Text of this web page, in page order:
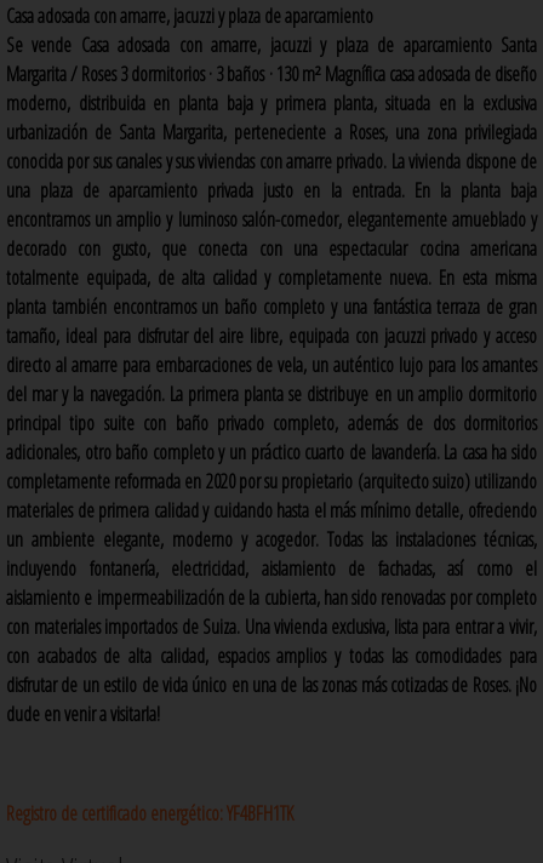
Casa adosada con amarre, jacuzzi y plaza de aparcamiento
Se vende Casa adosada con amarre, jacuzzi y plaza de aparcamiento Santa
Margarita / Roses 3 dormitorios · 3 baños · 130 m² Magnífica casa adosada de diseño
moderno, distribuida en planta baja y primera planta, situada en la exclusiva
urbanización de Santa Margarita, perteneciente a Roses, una zona privilegiada
conocida por sus canales y sus viviendas con amarre privado. La vivienda dispone de
una plaza de aparcamiento privada justo en la entrada. En la planta baja
encontramos un amplio y luminoso salón-comedor, elegantemente amueblado y
decorado con gusto, que conecta con una espectacular cocina americana
totalmente equipada, de alta calidad y completamente nueva. En esta misma
planta también encontramos un baño completo y una fantástica terraza de gran
tamaño, ideal para disfrutar del aire libre, equipada con jacuzzi privado y acceso
directo al amarre para embarcaciones de vela, un auténtico lujo para los amantes
del mar y la navegación. La primera planta se distribuye en un amplio dormitorio
principal tipo suite con baño privado completo, además de dos dormitorios
adicionales, otro baño completo y un práctico cuarto de lavandería. La casa ha sido
completamente reformada en 2020 por su propietario (arquitecto suizo) utilizando
materiales de primera calidad y cuidando hasta el más mínimo detalle, ofreciendo
un ambiente elegante, moderno y acogedor. Todas las instalaciones técnicas,
incluyendo fontanería, electricidad, aislamiento de fachadas, así como el
aislamiento e impermeabilización de la cubierta, han sido renovadas por completo
con materiales importados de Suiza. Una vivienda exclusiva, lista para entrar a vivir,
con acabados de alta calidad, espacios amplios y todas las comodidades para
disfrutar de un estilo de vida único en una de las zonas más cotizadas de Roses. ¡No
dude en venir a visitarla!
Registro de certificado energético:YF4BFH1TK